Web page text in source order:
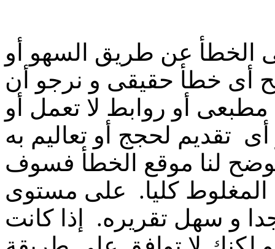
عن طريق السهو أو
أى خطأ حقيقى و نرجو أن
مطبعى أو روابط لا تعمل أو
تقديم لحجج أو تعاليم به
لنا موقع الخطأ فسوف
المغلوط كليا. على مستوى
و سهل تقريره. إذا كانت